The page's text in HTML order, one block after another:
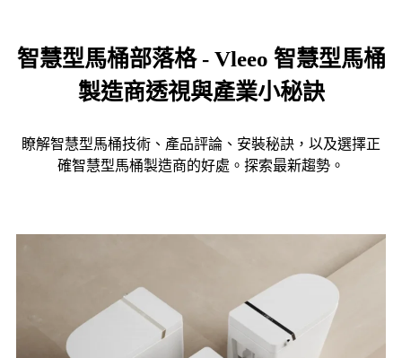
智慧型馬桶部落格 - Vleeo 智慧型馬桶
製造商透視與產業小秘訣
瞭解智慧型馬桶技術、產品評論、安裝秘訣，以及選擇正
確智慧型馬桶製造商的好處。探索最新趨勢。